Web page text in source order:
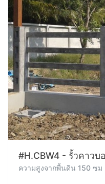
#H.CBW4 - รั้วคาว
ความสูงจากพื้นดิน 150 ซม